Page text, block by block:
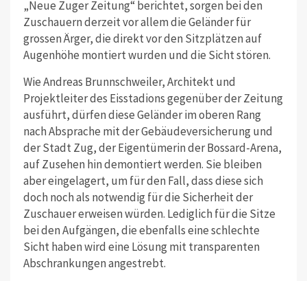
„Neue Zuger Zeitung“ berichtet, sorgen bei den
Zuschauern derzeit vor allem die Geländer für
grossen Ärger, die direkt vor den Sitzplätzen auf
Augenhöhe montiert wurden und die Sicht stören.
Wie Andreas Brunnschweiler, Architekt und
Projektleiter des Eisstadions gegenüber der Zeitung
ausführt, dürfen diese Geländer im oberen Rang
nach Absprache mit der Gebäudeversicherung und
der Stadt Zug, der Eigentümerin der Bossard-Arena,
auf Zusehen hin demontiert werden. Sie bleiben
aber eingelagert, um für den Fall, dass diese sich
doch noch als notwendig für die Sicherheit der
Zuschauer erweisen würden. Lediglich für die Sitze
bei den Aufgängen, die ebenfalls eine schlechte
Sicht haben wird eine Lösung mit transparenten
Abschrankungen angestrebt.